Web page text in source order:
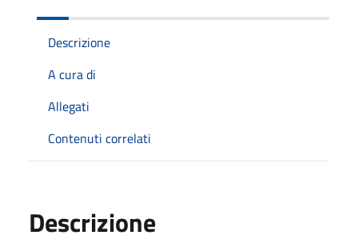
Descrizione
A cura di
Allegati
Contenuti correlati
Descrizione